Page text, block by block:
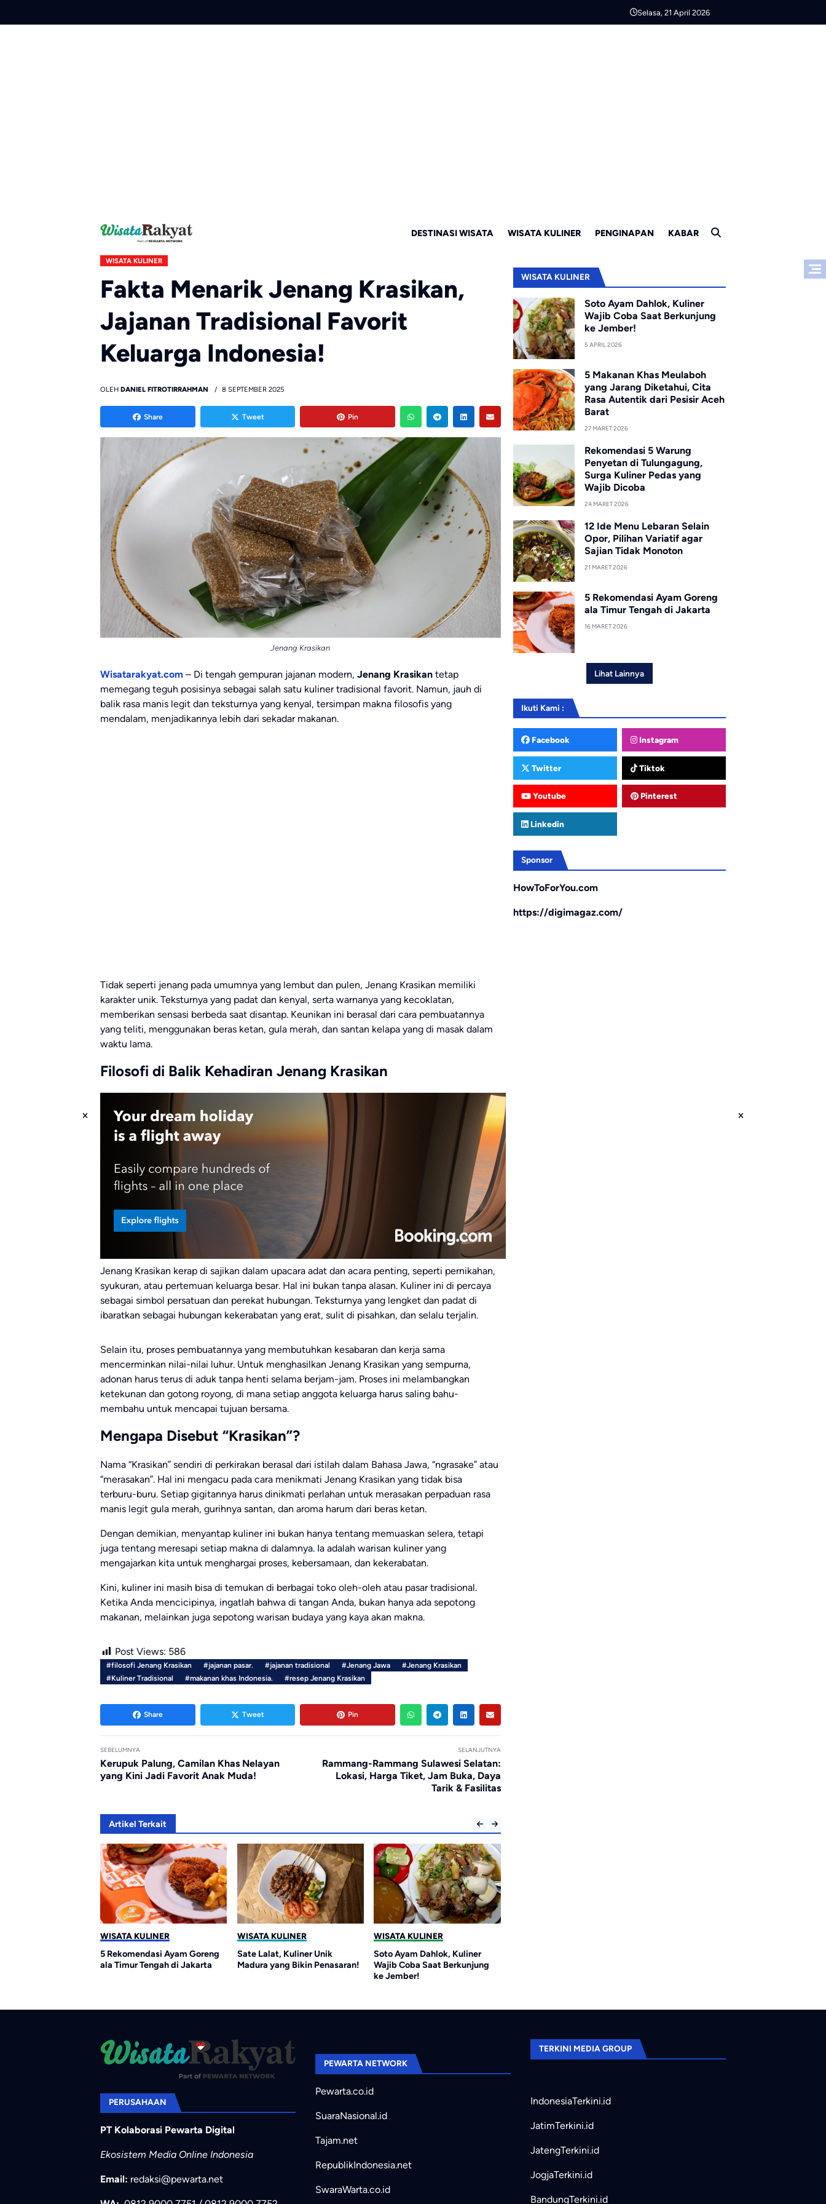
Selasa, 21 April 2026
DESTINASI WISATA WISATA KULINER PENGINAPAN KABAR
WISATA KULINER
Fakta Menarik Jenang Krasikan,
Jajanan Tradisional Favorit
Keluarga Indonesia!
OLEH DANIEL FITROTIRRAHMAN 8 SEPTEMBER 2025
Share Tweet Pin
Jenang Krasikan
Wisatarakyat.com – Di tengah gempuran jajanan modern, Jenang Krasikan tetap
memegang teguh posisinya sebagai salah satu kuliner tradisional favorit. Namun, jauh di
balik rasa manis legit dan teksturnya yang kenyal, tersimpan makna filosofis yang
mendalam, menjadikannya lebih dari sekadar makanan.
Tidak seperti jenang pada umumnya yang lembut dan pulen, Jenang Krasikan memiliki
karakter unik. Teksturnya yang padat dan kenyal, serta warnanya yang kecoklatan,
memberikan sensasi berbeda saat disantap. Keunikan ini berasal dari cara pembuatannya
yang teliti, menggunakan beras ketan, gula merah, dan santan kelapa yang di masak dalam
waktu lama.
Filosofi di Balik Kehadiran Jenang Krasikan
Jenang Krasikan kerap di sajikan dalam upacara adat dan acara penting, seperti pernikahan,
syukuran, atau pertemuan keluarga besar. Hal ini bukan tanpa alasan. Kuliner ini di percaya
sebagai simbol persatuan dan perekat hubungan. Teksturnya yang lengket dan padat di
ibaratkan sebagai hubungan kekerabatan yang erat, sulit di pisahkan, dan selalu terjalin.
Selain itu, proses pembuatannya yang membutuhkan kesabaran dan kerja sama
mencerminkan nilai-nilai luhur. Untuk menghasilkan Jenang Krasikan yang sempurna,
adonan harus terus di aduk tanpa henti selama berjam-jam. Proses ini melambangkan
ketekunan dan gotong royong, di mana setiap anggota keluarga harus saling bahu-
membahu untuk mencapai tujuan bersama.
Mengapa Disebut “Krasikan”?
Nama “Krasikan” sendiri di perkirakan berasal dari istilah dalam Bahasa Jawa, “ngrasake” atau
“merasakan”. Hal ini mengacu pada cara menikmati Jenang Krasikan yang tidak bisa
terburu-buru. Setiap gigitannya harus dinikmati perlahan untuk merasakan perpaduan rasa
manis legit gula merah, gurihnya santan, dan aroma harum dari beras ketan.
Dengan demikian, menyantap kuliner ini bukan hanya tentang memuaskan selera, tetapi
juga tentang meresapi setiap makna di dalamnya. Ia adalah warisan kuliner yang
mengajarkan kita untuk menghargai proses, kebersamaan, dan kekerabatan.
Kini, kuliner ini masih bisa di temukan di berbagai toko oleh-oleh atau pasar tradisional.
Ketika Anda mencicipinya, ingatlah bahwa di tangan Anda, bukan hanya ada sepotong
makanan, melainkan juga sepotong warisan budaya yang kaya akan makna.
Post Views: 586
#filosofi Jenang Krasikan #jajanan pasar. #jajanan tradisional #Jenang Jawa
#Jenang Krasikan
#Kuliner Tradisional
#makanan khas Indonesia. #resep Jenang Krasikan
Share Tweet Pin
SEBELUMNYA
Kerupuk Palung, Camilan Khas Nelayan
yang Kini Jadi Favorit Anak Muda!
SELANJUTNYA
Rammang-Rammang Sulawesi Selatan:
Lokasi, Harga Tiket, Jam Buka, Daya
Tarik & Fasilitas
Artikel Terkait
WISATA KULINER
5 Rekomendasi Ayam Goreng
ala Timur Tengah di Jakarta
WISATA KULINER
Sate Lalat, Kuliner Unik
Madura yang Bikin Penasaran!
WISATA KULINER
Soto Ayam Dahlok, Kuliner
Wajib Coba Saat Berkunjung
ke Jember!
WISATA KULINER
Soto Ayam Dahlok, Kuliner
Wajib Coba Saat Berkunjung
ke Jember!
5 APRIL 2026
5 Makanan Khas Meulaboh
yang Jarang Diketahui, Cita
Rasa Autentik dari Pesisir Aceh
Barat
27 MARET 2026
Rekomendasi 5 Warung
Penyetan di Tulungagung,
Surga Kuliner Pedas yang
Wajib Dicoba
24 MARET 2026
12 Ide Menu Lebaran Selain
Opor, Pilihan Variatif agar
Sajian Tidak Monoton
21 MARET 2026
5 Rekomendasi Ayam Goreng
ala Timur Tengah di Jakarta
16 MARET 2026
Lihat Lainnya
Ikuti Kami :
Facebook Instagram
Twitter Tiktok
Youtube Pinterest
Linkedin
Sponsor
HowToForYou.com
https://digimagaz.com/
PERUSAHAAN
PT Kolaborasi Pewarta Digital
Ekosistem Media Online Indonesia
Email: redaksi@pewarta.net
PEWARTA NETWORK
Pewarta.co.id
SuaraNasional.id
Tajam.net
RepublikIndonesia.net
SwaraWarta.co.id
TERKINI MEDIA GROUP
IndonesiaTerkini.id
JatimTerkini.id
JatengTerkini.id
JogjaTerkini.id
BandungTerkini.id